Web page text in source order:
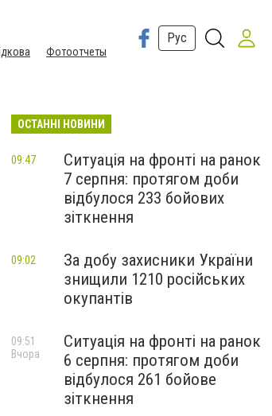
Фотоотчеты
Рус
ОСТАННІ НОВИНИ
Ситуація на фронті на ранок
7 серпня: протягом доби
відбулося 233 бойових
зіткнення
09:47
За добу захисники України
знищили 1210 російських
окупантів
09:02
Ситуація на фронті на ранок
6 серпня: протягом доби
відбулося 261 бойове
зіткнення
09:51
Вчора